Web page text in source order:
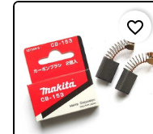
favorite_border